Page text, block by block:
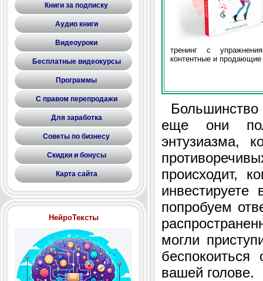
Книги за подписку
Аудио книги
Видеоуроки
Бесплатные видеокурсы
Программы
С правом перепродажи
Для заработка
Советы по бизнесу
Скидки и бонусы
Карта сайта
НейроТексты
тренинг с
контентные и продающие
Большинство
еще они
энтузиазма,
происходит,
инвестируете
попробуем
могли
вашей голове.